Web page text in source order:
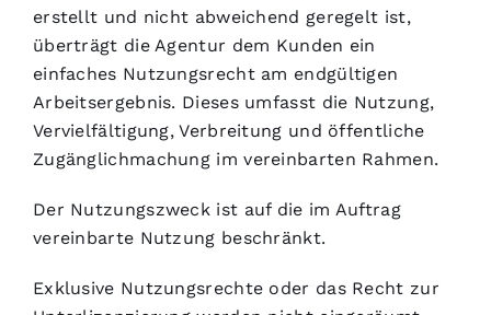
erstellt und nicht abweichend geregelt ist,
überträgt die Agentur dem Kunden ein
einfaches Nutzungsrecht am endgültigen
Arbeitsergebnis. Dieses umfasst die Nutzung,
Vervielfältigung, Verbreitung und öffentliche
Zugänglichmachung im vereinbarten Rahmen.
Der Nutzungszweck ist auf die im Auftrag
vereinbarte Nutzung beschränkt.
Exklusive Nutzungsrechte oder das Recht zur